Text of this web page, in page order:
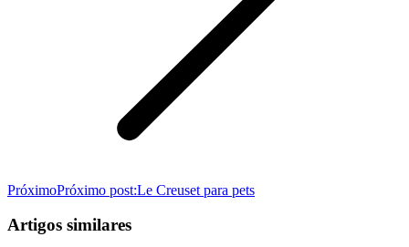
PróximoPróximo post:Le Creuset para pets
Artigos similares